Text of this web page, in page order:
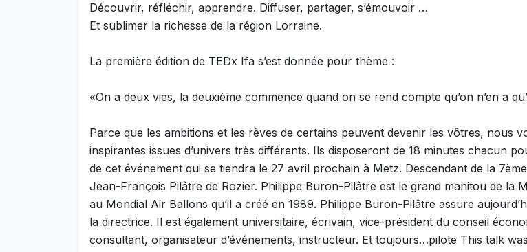
Découvrir, réfléchir, apprendre. Diffuser, partager, s’émouvoir …
Et sublimer la richesse de la région Lorraine.
La première édition de TEDx Ifa s’est donnée pour thème :
«On a deux vies, la deuxième commence quand on se rend compte qu’on n’en a
Parce que les ambitions et les rêves de certains peuvent devenir les vôtres, nous
inspirantes issues d’univers très différents. Ils disposeront de 18 minutes chacun
de cet événement qui se tiendra le 27 avril prochain à Metz. Descendant de la
Jean-François Pilâtre de Rozier. Philippe Buron-Pilâtre est le grand manitou de la
au Mondial Air Ballons qu’il a créé en 1989. Philippe Buron-Pilâtre assure
la directrice. Il est également universitaire, écrivain, vice-président du conseil
consultant, organisateur d’événements, instructeur. Et toujours…pilote This talk